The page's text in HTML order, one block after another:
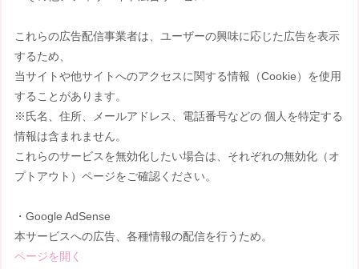
これらの広告配信事業者は、ユーザーの興味に応じた広告を表示
するため、
当サイトや他サイトへのアクセスに関する情報（Cookie）を使用
することがあります。
※氏名、住所、メールアドレス、電話番号などの 個人を特定する
情報は含まれません。
これらのサービスを無効化したい場合は、それぞれの無効化（オ
プトアウト）ページをご確認ください。
・Google AdSense
本サービスへの広告、各種情報の配信を行うため。
ページを開く